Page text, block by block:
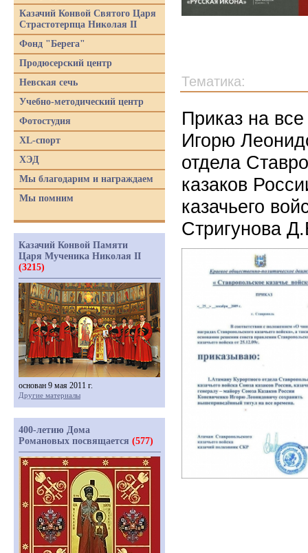
Тематика:
Приказ на
Игорю
отдела
казаков
казачьего
Стригунова
Казачий Конвой Святого Царя
Страстотерпца Николая II
Фонд "Берега"
Продюсерский центр
Невская сечь
Учебно-методический центр
Фотостудия
XL-спорт
ХЭД
Мы благодарим и награждаем
Мы помним
Казачий Конвой Памяти
Царя Мученика Николая II
(3215)
основан 9 мая 2011 г.
Другие материалы
400-летию Дома
Романовых посвящается (577)